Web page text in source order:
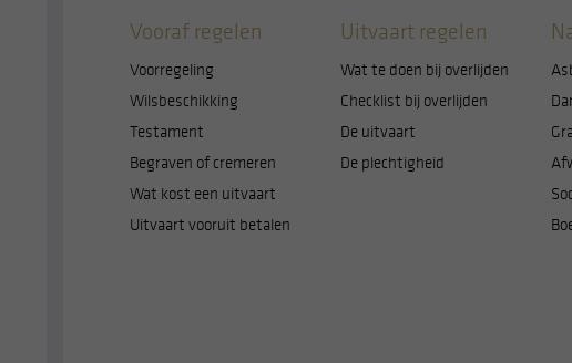
Vooraf regelen
Voorregeling
Wilsbeschikking
Testament
Begraven of cremeren
Wat kost een uitvaart
Uitvaart vooruit betalen
Uitvaart regelen
Wat te doen bij overlijden
Checklist bij overlijden
De uitvaart
De plechtigheid